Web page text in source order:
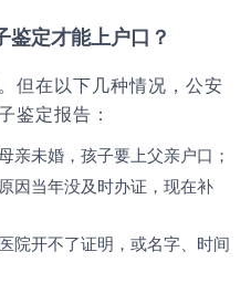
定才能上户口？
但在以下几种情况，公安
鉴定报告：
亲未婚，孩子要上父亲户口；
因当年没及时办证，现在补
医院开不了证明，或名字、时间